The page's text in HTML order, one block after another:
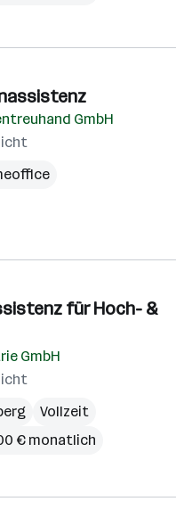
GmbH
für Hoch- &
GmbH
Vollzeit
€ monatlich